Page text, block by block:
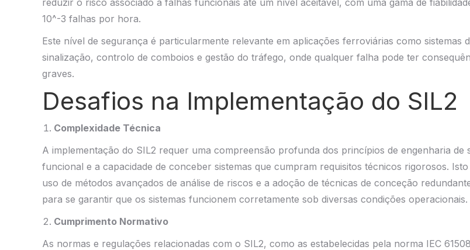
10^-3 falhas por hora.
Este nível de segurança é particularmente relevante em aplicações ferroviárias como sistemas
sinalização, controlo de comboios e gestão do tráfego, onde qualquer falha pode ter
graves.
Desafios na Implementação do SIL2
Complexidade Técnica
A implementação do SIL2 requer uma compreensão profunda dos princípios de engenharia de
funcional e a capacidade de conceber sistemas que cumpram requisitos técnicos rigorosos.
uso de métodos avançados de análise de riscos e a adoção de técnicas de conceção
para se garantir que os sistemas funcionem corretamente sob diversas condições operacionais.
Cumprimento Normativo
As normas e regulações relacionadas com o SIL2, como as estabelecidas pela norma IEC